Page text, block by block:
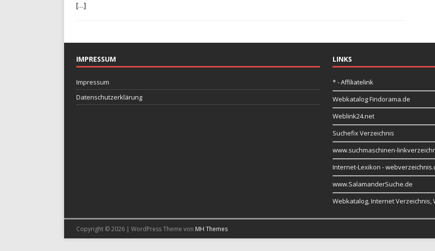
[…]
IMPRESSUM
Impressum
Datenschutzerklärung
LINKS
* - Affiliatelink
Webkatalog Findorama.de
Weblink24.net
Suchefix Verzeichnis
www.suchmaschinen-
Internet-Lexikon -
www.SalamanderSuche.de
Webkatalog, Internet Verzeichnis,
Copyright © 2026 | WordPress Theme von MH Themes